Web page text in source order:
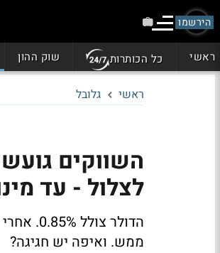
הירשמו
ראשי כל הכותרות שוק ההון
ראשי גלובל
השווקים
לצלול - עד מינוס
הדולר צולל 0.85%.
ממש. ואיפה יש חגיגה?